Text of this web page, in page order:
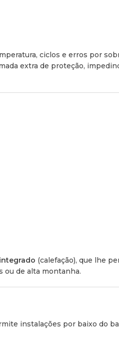
ciclos e erros por
extra de proteção,
(calefação), que lhe
ou de alta montanha.
instalações por baixo do